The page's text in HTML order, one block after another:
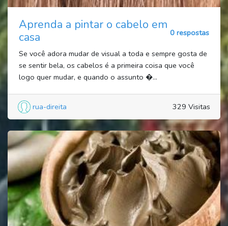
Aprenda a pintar o cabelo em
casa
0 respostas
Se você adora mudar de visual a toda e sempre gosta de
se sentir bela, os cabelos é a primeira coisa que você
logo quer mudar, e quando o assunto �...
rua-direita 329 Visitas